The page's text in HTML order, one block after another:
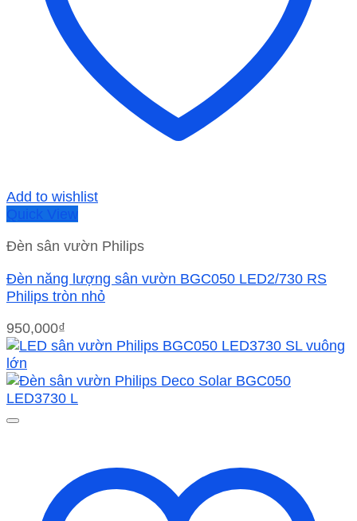
Add to wishlist
Quick View
Đèn sân vườn Philips
Đèn năng lượng sân vườn BGC050 LED2/730 RS
Philips tròn nhỏ
950,000₫